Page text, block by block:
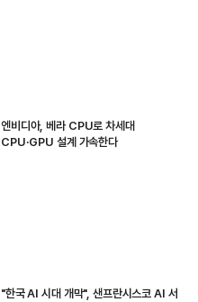
엔비디아, 베라 CPU로 차세대
CPU·GPU 설계 가속한다
"한국 AI 시대 개막", 샌프란시스코 AI 서